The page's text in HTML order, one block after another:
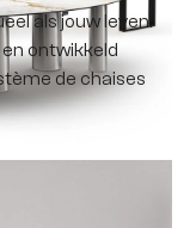
als jouw leven.
ontwikkeld
de chaises